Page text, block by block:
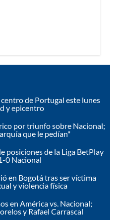
de Portugal este lunes
y epicentro
por triunfo sobre Nacional;
que le pedían"
posiciones de la Liga BetPlay
0 Nacional
en Bogotá tras ser víctima
y violencia física
en América vs. Nacional;
y Rafael Carrascal